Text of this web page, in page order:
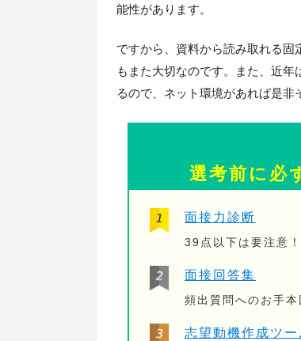
能性があります。
ですから、資料から読み取れる
もまた大切なのです。また、近
るので、ネット環境があれば是非
選考前に必
面接力診断
39点以下は要注意
面接回答集
頻出質問へのお手
志望動機作成ツー